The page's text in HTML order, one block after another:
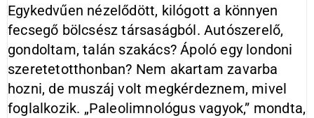
Egykedvűen nézelődött, kilógott a könnyen
fecsegő bölcsész társaságból. Autószerelő,
gondoltam, talán szakács? Ápoló egy londoni
szeretetotthonban? Nem akartam zavarba
hozni, de muszáj volt megkérdeznem, mivel
foglalkozik. „Paleolimnológus vagyok,” mondta,